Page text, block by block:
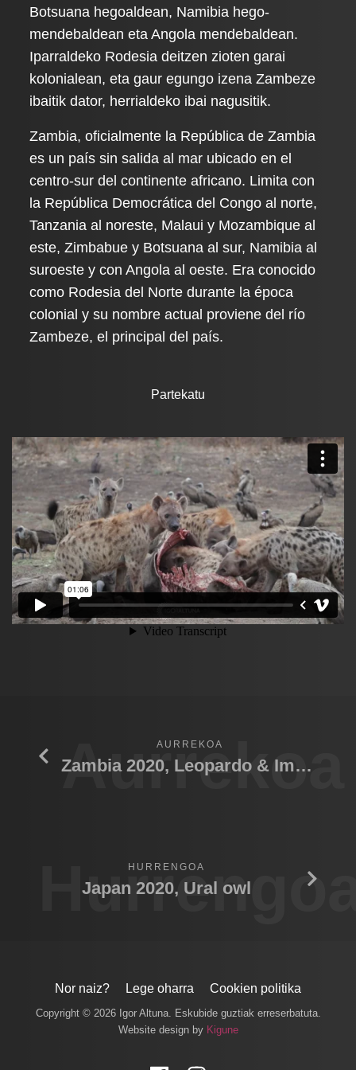
Botsuana hegoaldean, Namibia hego-
mendebaldean eta Angola mendebaldean.
Iparraldeko Rodesia deitzen zioten garai
kolonialean, eta gaur egungo izena Zambeze
ibaitik dator, herrialdeko ibai nagusitik.
Zambia, oficialmente la República de Zambia
es un país sin salida al mar ubicado en el
centro-sur del continente africano. Limita con
la República Democrática del Congo al norte,
Tanzania al noreste, Malaui y Mozambique al
este, Zimbabue y Botsuana al sur, Namibia al
suroeste y con Angola al oeste. Era conocido
como Rodesia del Norte durante la época
colonial y su nombre actual proviene del río
Zambeze, el principal del país.
Partekatu
Aurrekoa
AURREKOA
Zambia 2020, Leopardo & Impala
HURRENGOA
Japan 2020, Ural owl
Nor naiz? Lege oharra Cookien politika
Copyright © 2026 Igor Altuna. Eskubide guztiak erreserbatuta.
Website design by Kigune